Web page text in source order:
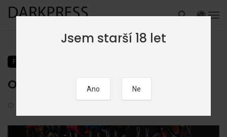
FOTOGALERIE
OtheR DRESS Market 2017
Jsem starší 18 let